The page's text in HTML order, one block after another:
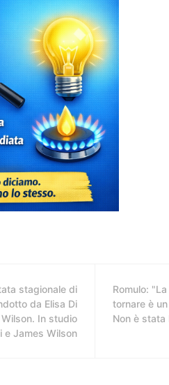
stagionale di
da Elisa Di
In studio
e James Wilson
Romulo:
tornare è
Non è stata